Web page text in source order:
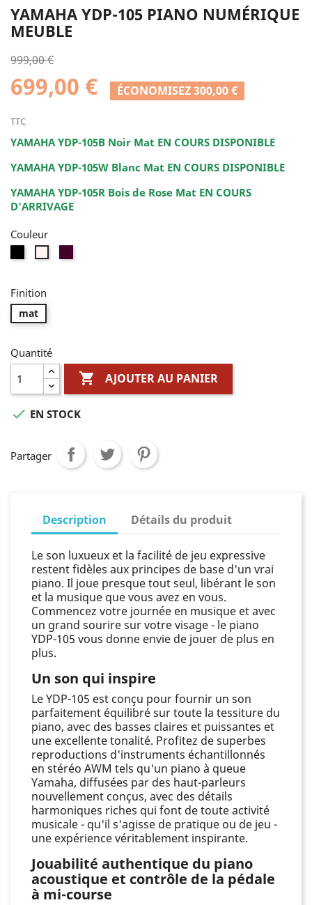
YAMAHA YDP-105 PIANO NUMÉRIQUE
MEUBLE
999,00 €
699,00 € ÉCONOMISEZ 300,00 €
TTC
YAMAHA YDP-105B Noir Mat EN COURS DISPONIBLE
YAMAHA YDP-105W Blanc Mat EN COURS DISPONIBLE
YAMAHA YDP-105R Bois de Rose Mat EN COURS
D'ARRIVAGE
Couleur
Finition
mat
Quantité
 AJOUTER AU PANIER
 EN STOCK
Partager
Description Détails du produit
Le son luxueux et la facilité de jeu expressive
restent fidèles aux principes de base d'un vrai
piano. Il joue presque tout seul, libérant le son
et la musique que vous avez en vous.
Commencez votre journée en musique et avec
un grand sourire sur votre visage - le piano
YDP-105 vous donne envie de jouer de plus en
plus.
Un son qui inspire
Le YDP-105 est conçu pour fournir un son
parfaitement équilibré sur toute la tessiture du
piano, avec des basses claires et puissantes et
une excellente tonalité. Profitez de superbes
reproductions d'instruments échantillonnés
en stéréo AWM tels qu'un piano à queue
Yamaha, diffusées par des haut-parleurs
nouvellement conçus, avec des détails
harmoniques riches qui font de toute activité
musicale - qu'il s'agisse de pratique ou de jeu -
une expérience véritablement inspirante.
Jouabilité authentique du piano
acoustique et contrôle de la pédale
à mi-course